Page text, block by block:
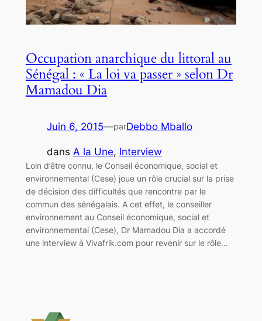
Occupation anarchique du littoral au
Sénégal : « La loi va passer » selon Dr
Mamadou Dia
Juin 6, 2015—parDebbo Mballo
dans A la Une, Interview
Loin d’être connu, le Conseil économique, social et
environnemental (Cese) joue un rôle crucial sur la prise
de décision des difficultés que rencontre par le
commun des sénégalais. A cet effet, le conseiller
environnement au Conseil économique, social et
environnemental (Cese), Dr Mamadou Dia a accordé
une interview à Vivafrik.com pour revenir sur le rôle…